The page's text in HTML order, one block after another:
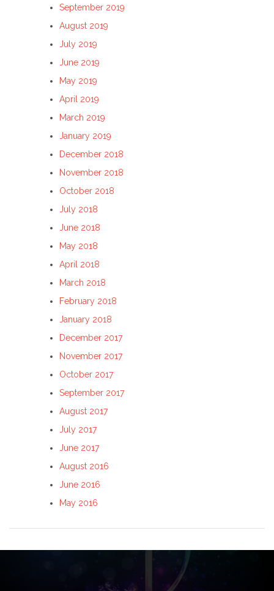
September 2019
August 2019
July 2019
June 2019
May 2019
April 2019
March 2019
January 2019
December 2018
November 2018
October 2018
July 2018
June 2018
May 2018
April 2018
March 2018
February 2018
January 2018
December 2017
November 2017
October 2017
September 2017
August 2017
July 2017
June 2017
August 2016
June 2016
May 2016